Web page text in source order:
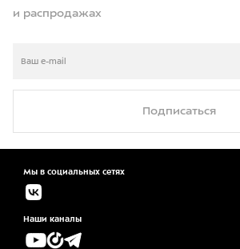
и распродажах
Подписаться
Мы в социальных сетях
Наши каналы